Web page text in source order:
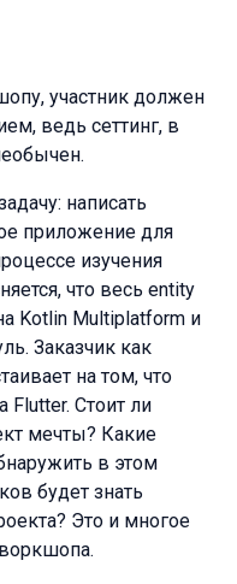
участник должен
ведь сеттинг, в
написать
приложение для
изучения
что весь entity
Kotlin Multiplatform и
Заказчик как
на том, что
Flutter. Стоит ли
мечты? Какие
в этом
будет знать
Это и многое